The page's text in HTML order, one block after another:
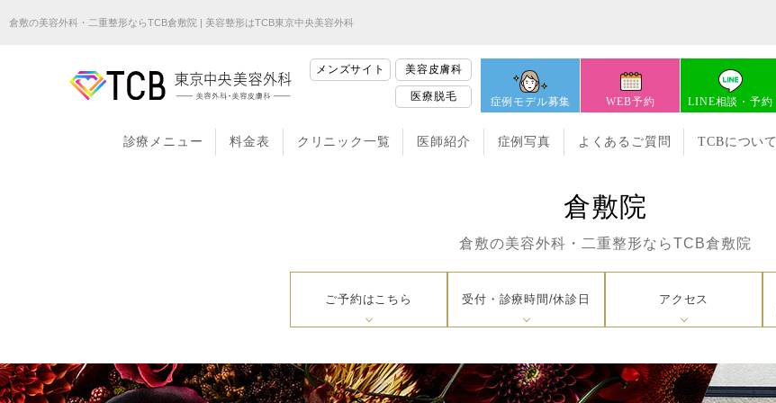
倉敷の美容外科・二重整形ならTCB倉敷院 | 美容整形はTCB東京中央美容外科
メンズサイト 美容皮膚科
医療脱毛 症例モデル募集 WEB予約 LINE相談・予約
診療メニュー 料金表 クリニック一覧 医師紹介 症例写真 よくあるご質問 TCBについて
倉敷院
倉敷の美容外科・二重整形ならTCB倉敷院
ご予約はこちら 受付・診療時間/休診日 アクセス